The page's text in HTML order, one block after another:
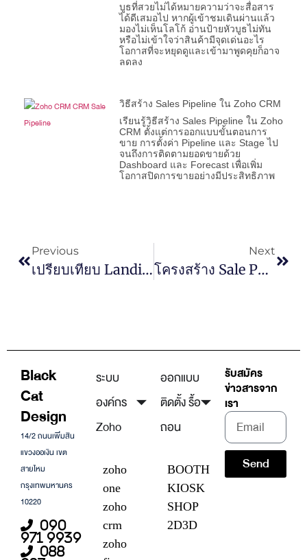
บูธที่สวยไม่ได้หมายความว่าจะสื่อสาร
ได้ดีเสมอไป หากผู้เข้าชมเดินผ่านแล้ว
มองไม่เห็นโลโก้ อ่านป้ายหัวบูธไม่ทัน
หรือไม่เข้าใจว่าสินค้ามีจุดเด่นอะไร
โอกาสที่จะหยุดดูและเข้ามาพูดคุยก็อาจ
ลดลง
วิธีสร้าง Sales Pipeline ใน Zoho CRM
เรียนรู้วิธีสร้าง Sales Pipeline ใน Zoho
CRM ตั้งแต่การออกแบบขั้นตอนการ
ขาย การตั้งค่า Pipeline และ Stage ไป
จนถึงการติดตามยอดขายด้วย
Dashboard และ Forecast เพื่อเพิ่ม
โอกาสปิดการขายอย่างมีประสิทธิภาพ
Previous
เปรียบเทียบ Landing Page Vs Sale Page ต่างกันยังไง
Next
โครงสร้าง Sale Page สำหรับธุรกิจบริการ (Service Business) ที่ช่วยเพิ่ม Conversion ได้จริง
Black
Cat
Design
14/2 ถนนเพิ่มสิน
แขวงออเงิน เขต
สายไหม
กรุงเทพมหานคร
10220
090
971 9939
088
ระบบ
องค์กร
Zoho
zoho
one
zoho
crm
zoho
ออกแบบ
ติดตั้ง รื้อ
ถอน
BOOTH
KIOSK
SHOP
2D3D
รับสมัคร
ข่าวสารจาก
เรา
Send